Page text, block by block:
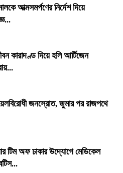
আত্মসমর্পণের নির্দেশ দিয়ে
কারাদণ্ড দিয়ে হলি আর্টিজেন
জনস্রোত, জুমার পর রাজপথে
টিম অফ ঢাকার উদ্যোগে মেডিকেল